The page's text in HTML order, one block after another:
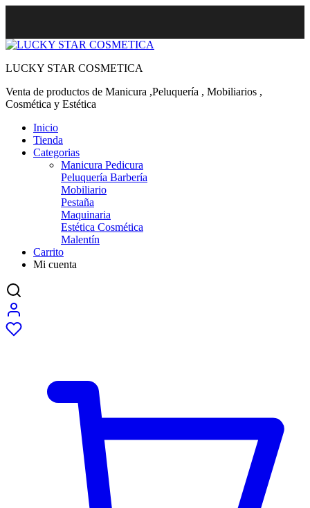
LUCKY STAR COSMETICA
Venta de productos de Manicura ,Peluquería , Mobiliarios ,
Cosmética y Estética
Inicio
Tienda
Categorias
Manicura Pedicura
Peluquería Barbería
Mobiliario
Pestaña
Maquinaria
Estética Cosmética
Malentín
Carrito
Mi cuenta